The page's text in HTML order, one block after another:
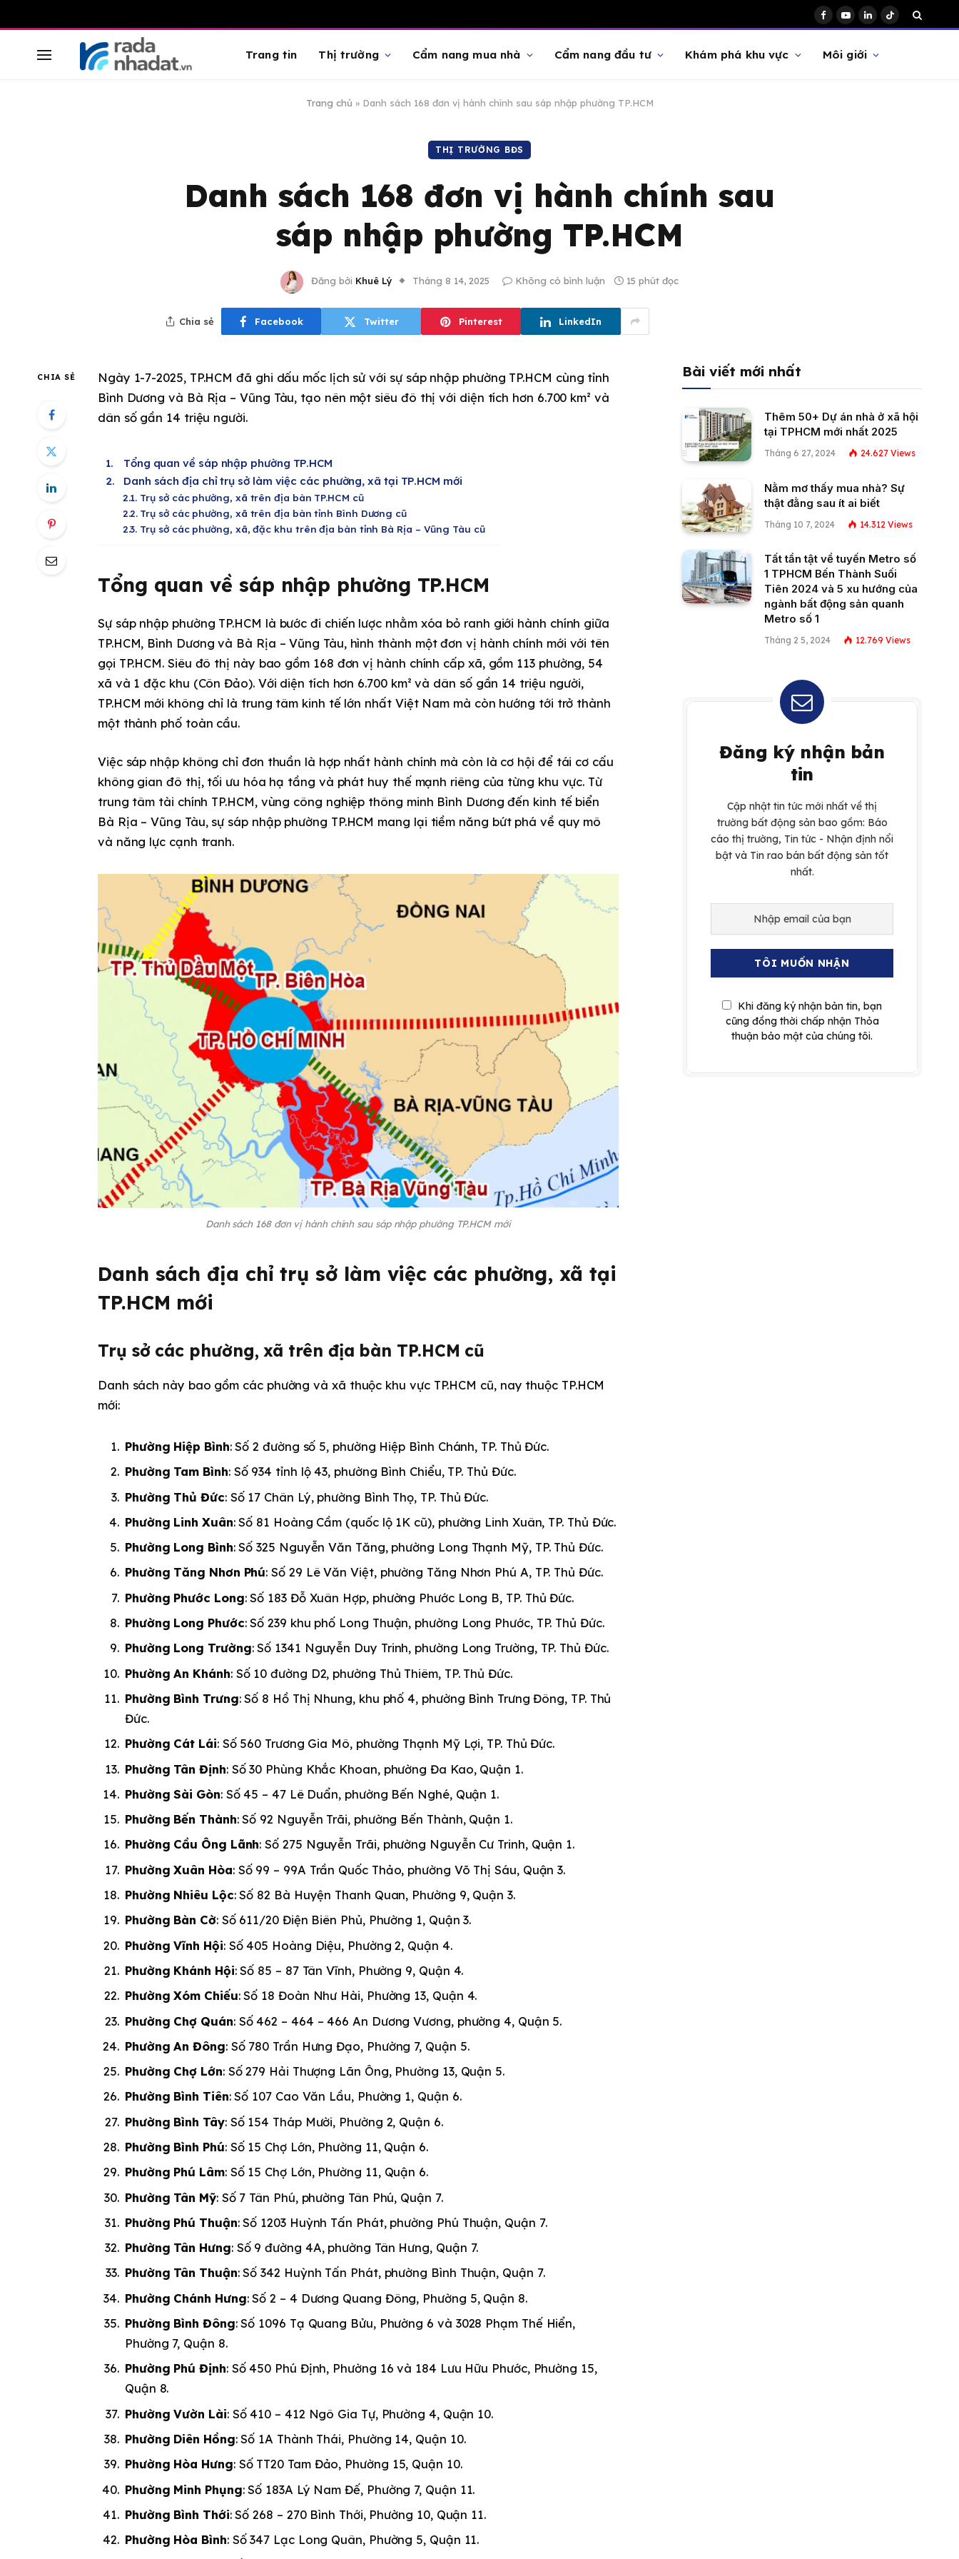
Facebook
YouTubeLinkedInTikTok
Trang tin Thị trường Cẩm nang mua nhà Cẩm nang đầu tư Khám phá khu vực Môi giới
Trang chủ » Danh sách 168 đơn vị hành chính sau sáp nhập phường TP.HCM
THỊ TRƯỜNG BĐS
Danh sách 168 đơn vị hành chính sau
sáp nhập phường TP.HCM
Đăng bởi Khuê Lý Tháng 8 14, 2025 Không có bình luận 15 phút đọc
Chia sẻ Facebook Twitter Pinterest LinkedIn
CHIA SẺ
Ngày 1-7-2025, TP.HCM đã ghi dấu mốc lịch sử với sự sáp nhập phường TP.HCM cùng tỉnh
Bình Dương và Bà Rịa – Vũng Tàu, tạo nên một siêu đô thị với diện tích hơn 6.700 km² và
dân số gần 14 triệu người.
Tổng quan về sáp nhập phường TP.HCM
Danh sách địa chỉ trụ sở làm việc các phường, xã tại TP.HCM mới
Trụ sở các phường, xã trên địa bàn TP.HCM cũ
Trụ sở các phường, xã trên địa bàn tỉnh Bình Dương cũ
Trụ sở các phường, xã, đặc khu trên địa bàn tỉnh Bà Rịa – Vũng Tàu cũ
Tổng quan về sáp nhập phường TP.HCM
Sự sáp nhập phường TP.HCM là bước đi chiến lược nhằm xóa bỏ ranh giới hành chính giữa
TP.HCM, Bình Dương và Bà Rịa – Vũng Tàu, hình thành một đơn vị hành chính mới với tên
gọi TP.HCM. Siêu đô thị này bao gồm 168 đơn vị hành chính cấp xã, gồm 113 phường, 54
xã và 1 đặc khu (Côn Đảo). Với diện tích hơn 6.700 km² và dân số gần 14 triệu người,
TP.HCM mới không chỉ là trung tâm kinh tế lớn nhất Việt Nam mà còn hướng tới trở thành
một thành phố toàn cầu.
Việc sáp nhập không chỉ đơn thuần là hợp nhất hành chính mà còn là cơ hội để tái cơ cấu
không gian đô thị, tối ưu hóa hạ tầng và phát huy thế mạnh riêng của từng khu vực. Từ
trung tâm tài chính TP.HCM, vùng công nghiệp thông minh Bình Dương đến kinh tế biển
Bà Rịa – Vũng Tàu, sự sáp nhập phường TP.HCM mang lại tiềm năng bứt phá về quy mô
và năng lực cạnh tranh.
Danh sách 168 đơn vị hành chính sau sáp nhập phường TP.HCM mới
Danh sách địa chỉ trụ sở làm việc các phường, xã tại
TP.HCM mới
Trụ sở các phường, xã trên địa bàn TP.HCM cũ
Danh sách này bao gồm các phường và xã thuộc khu vực TP.HCM cũ, nay thuộc TP.HCM
mới:
Phường Hiệp Bình: Số 2 đường số 5, phường Hiệp Bình Chánh, TP. Thủ Đức.
Phường Tam Bình: Số 934 tỉnh lộ 43, phường Bình Chiểu, TP. Thủ Đức.
Phường Thủ Đức: Số 17 Chân Lý, phường Bình Thọ, TP. Thủ Đức.
Phường Linh Xuân: Số 81 Hoàng Cầm (quốc lộ 1K cũ), phường Linh Xuân, TP. Thủ Đức.
Phường Long Bình: Số 325 Nguyễn Văn Tăng, phường Long Thạnh Mỹ, TP. Thủ Đức.
Phường Tăng Nhơn Phú: Số 29 Lê Văn Việt, phường Tăng Nhơn Phú A, TP. Thủ Đức.
Phường Phước Long: Số 183 Đỗ Xuân Hợp, phường Phước Long B, TP. Thủ Đức.
Phường Long Phước: Số 239 khu phố Long Thuận, phường Long Phước, TP. Thủ Đức.
Phường Long Trường: Số 1341 Nguyễn Duy Trinh, phường Long Trường, TP. Thủ Đức.
Phường An Khánh: Số 10 đường D2, phường Thủ Thiêm, TP. Thủ Đức.
Phường Bình Trưng: Số 8 Hồ Thị Nhung, khu phố 4, phường Bình Trưng Đông, TP. Thủ
Đức.
Phường Cát Lái: Số 560 Trương Gia Mô, phường Thạnh Mỹ Lợi, TP. Thủ Đức.
Phường Tân Định: Số 30 Phùng Khắc Khoan, phường Đa Kao, Quận 1.
Phường Sài Gòn: Số 45 – 47 Lê Duẩn, phường Bến Nghé, Quận 1.
Phường Bến Thành: Số 92 Nguyễn Trãi, phường Bến Thành, Quận 1.
Phường Cầu Ông Lãnh: Số 275 Nguyễn Trãi, phường Nguyễn Cư Trinh, Quận 1.
Phường Xuân Hòa: Số 99 – 99A Trần Quốc Thảo, phường Võ Thị Sáu, Quận 3.
Phường Nhiêu Lộc: Số 82 Bà Huyện Thanh Quan, Phường 9, Quận 3.
Phường Bàn Cờ: Số 611/20 Điện Biên Phủ, Phường 1, Quận 3.
Phường Vĩnh Hội: Số 405 Hoàng Diệu, Phường 2, Quận 4.
Phường Khánh Hội: Số 85 – 87 Tân Vĩnh, Phường 9, Quận 4.
Phường Xóm Chiếu: Số 18 Đoàn Như Hài, Phường 13, Quận 4.
Phường Chợ Quán: Số 462 – 464 – 466 An Dương Vương, phường 4, Quận 5.
Phường An Đông: Số 780 Trần Hưng Đạo, Phường 7, Quận 5.
Phường Chợ Lớn: Số 279 Hải Thượng Lãn Ông, Phường 13, Quận 5.
Phường Bình Tiên: Số 107 Cao Văn Lầu, Phường 1, Quận 6.
Phường Bình Tây: Số 154 Tháp Mười, Phường 2, Quận 6.
Phường Bình Phú: Số 15 Chợ Lớn, Phường 11, Quận 6.
Phường Phú Lâm: Số 15 Chợ Lớn, Phường 11, Quận 6.
Phường Tân Mỹ: Số 7 Tân Phú, phường Tân Phú, Quận 7.
Phường Phú Thuận: Số 1203 Huỳnh Tấn Phát, phường Phú Thuận, Quận 7.
Phường Tân Hưng: Số 9 đường 4A, phường Tân Hưng, Quận 7.
Phường Tân Thuận: Số 342 Huỳnh Tấn Phát, phường Bình Thuận, Quận 7.
Phường Chánh Hưng: Số 2 – 4 Dương Quang Đông, Phường 5, Quận 8.
Phường Bình Đông: Số 1096 Tạ Quang Bửu, Phường 6 và 3028 Phạm Thế Hiển,
Phường 7, Quận 8.
Phường Phú Định: Số 450 Phú Định, Phường 16 và 184 Lưu Hữu Phước, Phường 15,
Quận 8.
Phường Vườn Lài: Số 410 – 412 Ngô Gia Tự, Phường 4, Quận 10.
Phường Diên Hồng: Số 1A Thành Thái, Phường 14, Quận 10.
Phường Hòa Hưng: Số TT20 Tam Đảo, Phường 15, Quận 10.
Phường Minh Phụng: Số 183A Lý Nam Đế, Phường 7, Quận 11.
Phường Bình Thới: Số 268 – 270 Bình Thới, Phường 10, Quận 11.
Phường Hòa Bình: Số 347 Lạc Long Quân, Phường 5, Quận 11.
Bài viết mới nhất
Thêm 50+ Dự án nhà ở xã hội
tại TPHCM mới nhất 2025
Tháng 6 27, 2024 24.627 Views
Nằm mơ thấy mua nhà? Sự
thật đằng sau ít ai biết
Tháng 10 7, 2024 14.312 Views
Tất tần tật về tuyến Metro số
1 TPHCM Bến Thành Suối
Tiên 2024 và 5 xu hướng của
ngành bất động sản quanh
Metro số 1
Tháng 2 5, 2024 12.769 Views
Đăng ký nhận bản
tin
Cập nhật tin tức mới nhất về thị
trường bất động sản bao gồm: Báo
cáo thị trường, Tin tức - Nhận định nổi
bật và Tin rao bán bất động sản tốt
nhất.
Khi đăng ký nhận bản tin, bạn
cũng đồng thời chấp nhận Thỏa
thuận bảo mật của chúng tôi.